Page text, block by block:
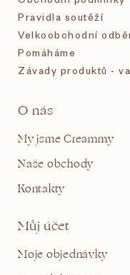
Pravidla soutěží
Velkoobchodní
Pomáháme
Závady produktů -
O nás
My jsme Creammy
Naše obchody
Kontakty
Můj účet
Moje objednávky